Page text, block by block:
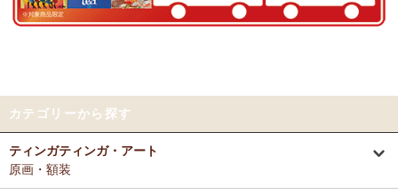
～アフリカングッズ満杯～1年間の感謝をこめて
12/25：ステッチVネック ノースリーブブラウス新入荷！～キテ
ンゲ◇ハイクオリティ◇で仕立てた新作登場！
12/25：マサイシュカ アフリカの布ページに新入荷！
マサイ民族のマント 軽くおしゃれなブランケット
好きとか嫌いとかいう感覚よりも急に眠くなって来たので、リラック
スしているのを感じます。なんとなく、良いなぁ。
Tさまより カンガへのご感想
テーブルクロスとして使用中。大きさが少し違っていたりちょっと曲
っかりした良い生地です。一番心配だった洗濯ですが、ネットに入れ
て手洗いモードで洗濯機にかけ、終わったらすぐ干し、うちの場合は
色落ち、色移りなく大丈夫でした。洗濯ジワも殆どない（個人の感想
カテゴリーから探す
ティンガティンガ・アート
原画・額装